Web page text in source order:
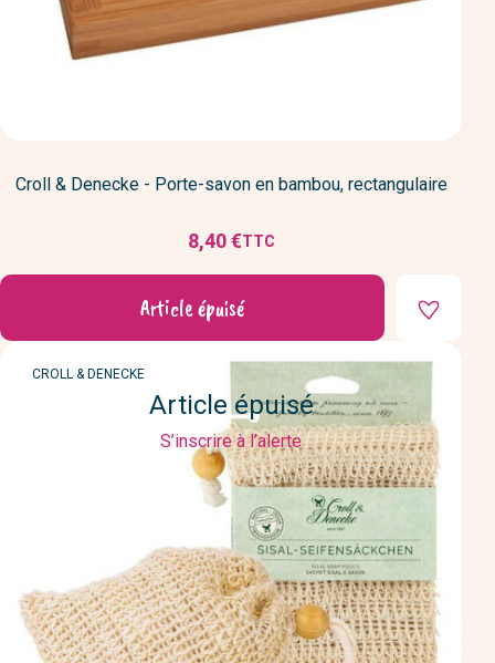
Croll & Denecke - Porte-savon en bambou, rectangulaire
Prix
8,40 €TTC
Article épuisé
MARQUE
CROLL & DENECKE
Article épuisé
S’inscrire à l’alerte